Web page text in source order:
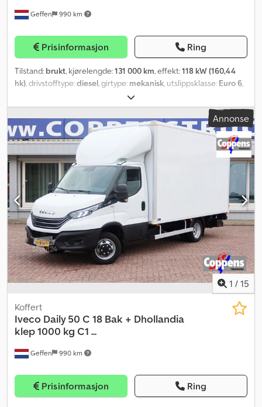
Geffen 990 km
Prisinformasjon Ring
Tilstand: brukt, kjørelengde:131 000 km, effekt:118 kW (160,44
hk), drivstofftype:diesel, girtype: mekanisk, utslippsklasse: Euro 6,
Annonse
1 / 15
Geffen 990 km
Koffert
Iveco Daily 50 C 18 Bak + Dhollandia
klep 1000 kg C1 ...
Prisinformasjon Ring